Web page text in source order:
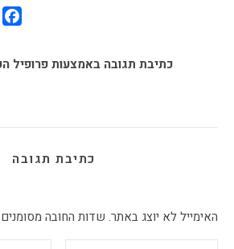
כתיבת תגובה באמצעות פרופיל
כתיבת תגובה
האימייל לא יוצג באתר. שדות החובה מסומנים